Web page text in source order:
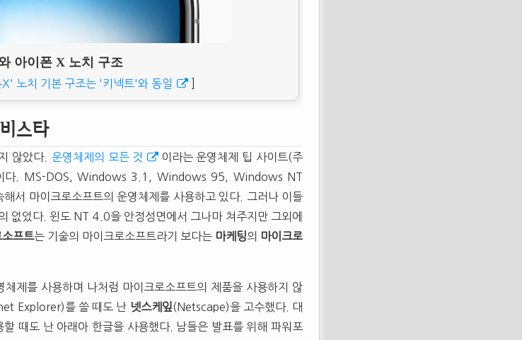
아이폰 X 노치 구조
노치 기본 구조는 '키넥트'와 동일
스타
않았다. 운영체제의 모든 것
이라는 운영체제 팁 사이트(주
다. MS-DOS, Windows 3.1, Windows 95, Windows NT
마이크로소프트의 운영체제를 사용하고 있다. 그러나 이들
없었다. 윈도 NT 4.0을 안정성면에서 그나마 쳐주지만 그외에
소프트는 기술의 마이크로소프트라기 보다는 마케팅의
마이크로
제를 사용하며 나처럼 마이크로소프트의 제품을 사용하지 않
Explorer)를 쓸 때도 난 넷스케잎(Netscape)을 고수했다. 대
때도 난 아래아 한글을 사용했다. 남들은 발표를 위해 파워포